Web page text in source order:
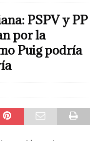
PSPV y PP
por la
Puig podría